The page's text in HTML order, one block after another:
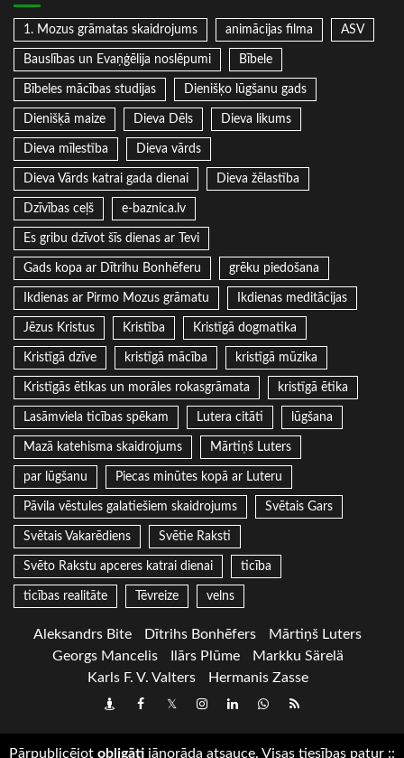
1. Mozus grāmatas skaidrojums animācijas filma ASV
Bauslības un Evaņģēlija noslēpumi Bībele
Bībeles mācības studijas Dienišķo lūgšanu gads
Dienišķā maize Dieva Dēls Dieva likums
Dieva mīlestība Dieva vārds
Dieva Vārds katrai gada dienai Dieva žēlastība
Dzīvības ceļš e-baznica.lv
Es gribu dzīvot šīs dienas ar Tevi
Gads kopa ar Dītrihu Bonhēferu grēku piedošana
Ikdienas ar Pirmo Mozus grāmatu Ikdienas meditācijas
Jēzus Kristus Kristība Kristīgā dogmatika
Kristīgā dzīve kristīgā mācība kristīgā mūzika
Kristīgās ētikas un morāles rokasgrāmata kristīgā ētika
Lasāmviela ticības spēkam Lutera citāti lūgšana
Mazā katehisma skaidrojums Mārtiņš Luters
par lūgšanu Piecas minūtes kopā ar Luteru
Pāvila vēstules galatiešiem skaidrojums Svētais Gars
Svētais Vakarēdiens Svētie Raksti
Svēto Rakstu apceres katrai dienai ticība
ticības realitāte Tēvreize velns
Aleksandrs Bite Dītrihs Bonhēfers
Mārtiņš Luters
Georgs Mancelis
Ilārs Plūme
Markku Särelä
Karls F. V. Valters
Hermanis Zasse
DraugiemFacebook
TwitterInstagram
LinkedInwhatsapp
RSS
Pārpublicējot obligāti jānorāda atsauce. Visas tiesības patur ::